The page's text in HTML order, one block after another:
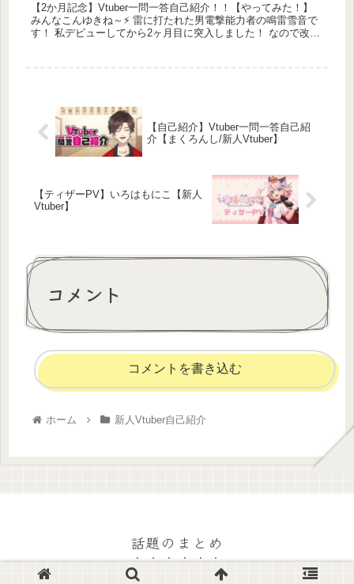
【2か月記念】Vtuber一問一答自己紹介！！【やってみた！】
みんなこんゆきね～⚡ 雷に打たれた男電撃能力者の鳴雷雪音で
す！ 私デビューしてから2ヶ月目に突入しました！ なので改め
【自己紹介】Vtuber一問一答自己紹
介【まくろんし/新人Vtuber】
【ティザーPV】いろはもにこ【新人
Vtuber】
コメント
コメントを書き込む
ホーム 新人Vtuber自己紹介
話題のまとめ
© 2022 話題のまとめ.